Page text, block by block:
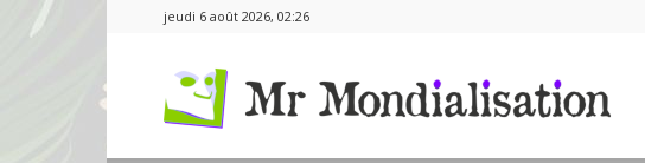
jeudi 6 août 2026, 02:26